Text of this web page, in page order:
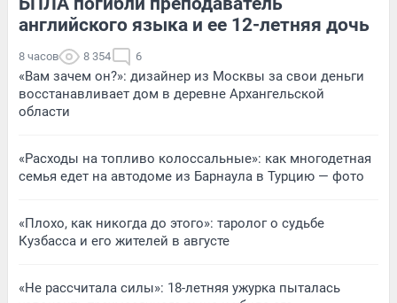
английского языка и ее 12-летняя дочь
8 часов 8 354 6
«Вам зачем он?»: дизайнер из Москвы за свои деньги
восстанавливает дом в деревне Архангельской
области
«Расходы на топливо колоссальные»: как многодетная
семья едет на автодоме из Барнаула в Турцию — фото
«Плохо, как никогда до этого»: таролог о судьбе
Кузбасса и его жителей в августе
«Не рассчитала силы»: 18-летняя ужурка пыталась